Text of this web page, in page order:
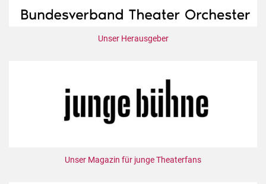
Unser Herausgeber
Unser Magazin für junge Theaterfans